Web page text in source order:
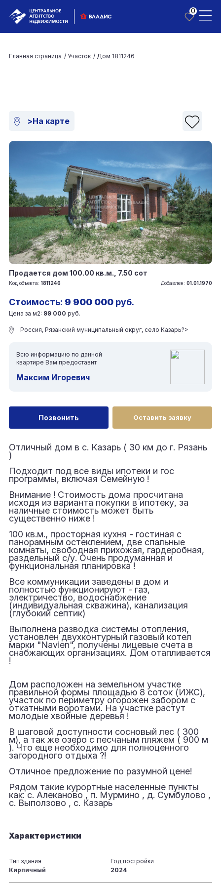
0
Главная страница / Участок / Дом 1811246
>На карте
Продается дом 100.00 кв.м., 7.50 сот
Код объекта: 1811246 Добавлен: 01.01.1970
Стоимость: 9 900 000 руб.
Цена за м2: 99 000 руб.
Россия, Рязанский муниципальный округ, село Казарь?>
Всю информацию по данной
квартире Вам предоставит
Максим Игоревич
Позвонить Оставить заявку
Отличный дом в с. Казарь ( 30 км до г. Рязань
)
Подходит под все виды ипотеки и гос
программы, включая Семейную !
Внимание ! Стоимость дома просчитана
исходя из варианта покупки в ипотеку, за
наличные стоимость может быть
существенно ниже !
100 кв.м., просторная кухня - гостиная с
панорамным остеклением, две спальные
комнаты, свободная прихожая, гардеробная,
раздельный с/у. Очень продуманная и
функциональная планировка !
Все коммуникации заведены в дом и
полностью функционируют - газ,
электричество, водоснабжение
(индивидуальная скважина), канализация
(глубокий септик)
Выполнена разводка системы отопления,
установлен двухконтурный газовый котел
марки "Navien", получены лицевые счета в
снабжающих организациях. Дом отапливается
!
Дом расположен на земельном участке
правильной формы площадью 8 соток (ИЖС),
участок по периметру огорожен забором с
откатными воротами. На участке растут
молодые хвойные деревья !
В шаговой доступности сосновый лес ( 300
м), а так же озеро с песчаным пляжем ( 900 м
). Что еще необходимо для полноценного
загородного отдыха ?!
Отличное предложение по разумной цене!
Рядом такие курортные населенные пункты
как: с. Алеканово , п. Мурмино , д. Сумбулово ,
с. Выползово , с. Казарь
Характеристики
Тип здания
Кирпичный
Год постройки
2024